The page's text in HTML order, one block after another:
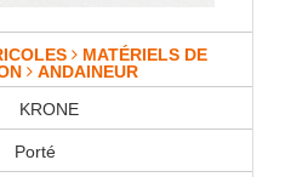
MATÉRIELS DE
ANDAINEUR
KRONE
Porté